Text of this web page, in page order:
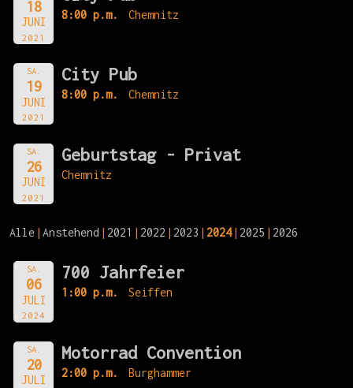
18
JUNI
2021
8:00 p.m. Chemnitz
SA.
19
JUNI
2021
City Pub
8:00 p.m. Chemnitz
SA.
26
JUNI
2021
Geburtstag - Privat
Chemnitz
Alle Anstehend 2021 2022 2023 2024 2025 2026
SA.
06
JULI
2024
700 Jahrfeier
1:00 p.m. Seiffen
SA.
20
JULI
Motorrad Convention
2:00 p.m. Burghammer